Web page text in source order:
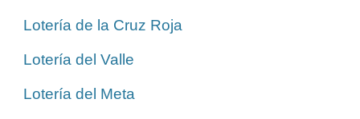
Lotería de la Cruz Roja
Lotería del Valle
Lotería del Meta